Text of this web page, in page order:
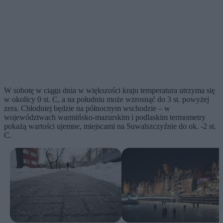
W sobotę w ciągu dnia w większości kraju temperatura utrzyma się
w okolicy 0 st. C, a na południu może wzrosnąć do 3 st. powyżej
zera. Chłodniej będzie na północnym wschodzie – w
województwach warmińsko-mazurskim i podlaskim termometry
pokażą wartości ujemne, miejscami na Suwalszczyźnie do ok. -2 st.
C.